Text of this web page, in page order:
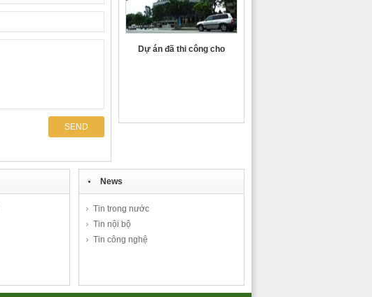
Dự án đã thi công cho
News
Tin trong nước
Tin nội bộ
Tin công nghệ